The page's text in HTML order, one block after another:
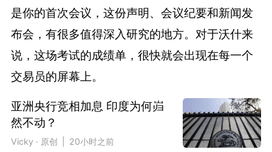
是你的首次会议，这份声明、会议纪要和新闻发
布会，有很多值得深入研究的地方。对于沃什来
说，这场考试的成绩单，很快就会出现在每一个
交易员的屏幕上。
亚洲央行竞相加息 印度为何岿
然不动？
Vicky · 原创 | 20小时之前